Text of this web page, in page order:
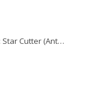
SD Select Entremet Cake Series: Star Cutter (Antreme Pasta Serisi: Yıldız Kesici)